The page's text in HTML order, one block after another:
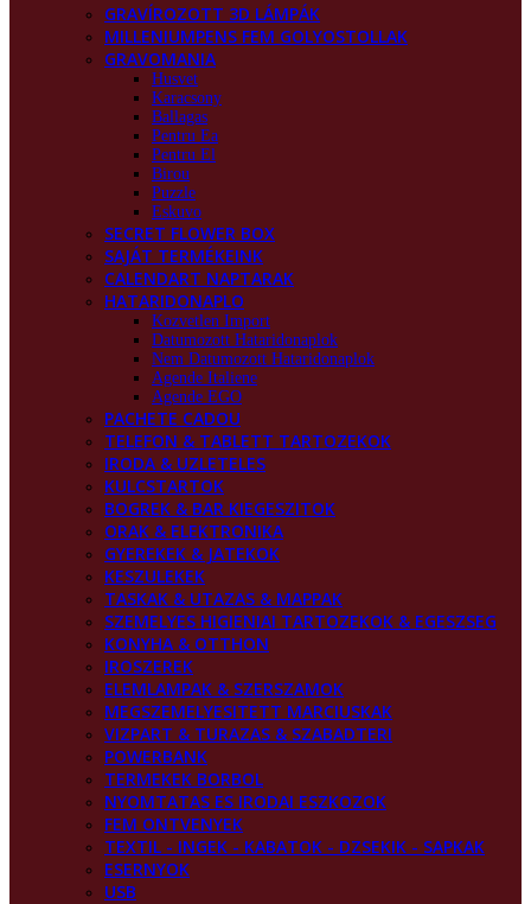
GRAVÍROZOTT 3D LÁMPÁK
MILLENIUMPENS FEM GOLYOSTOLLAK
GRAVOMANIA
Husvet
Karacsony
Ballagas
Pentru Ea
Pentru El
Birou
Puzzle
Eskuvo
SECRET FLOWER BOX
SAJÁT TERMÉKEINK
CALENDART NAPTARAK
HATARIDONAPLO
Kozvetlen Import
Datumozott Hataridonaplok
Nem Datumozott Hataridonaplok
Agende Italiene
Agende EGO
PACHETE CADOU
TELEFON & TABLETT TARTOZEKOK
IRODA & UZLETELES
KULCSTARTOK
BOGREK & BAR KIEGESZITOK
ORAK & ELEKTRONIKA
GYEREKEK & JATEKOK
KESZULEKEK
TASKAK & UTAZAS & MAPPAK
SZEMELYES HIGIENIAI TARTOZEKOK & EGESZSEG
KONYHA & OTTHON
IROSZEREK
ELEMLAMPAK & SZERSZAMOK
MEGSZEMELYESITETT MARCIUSKAK
VIZPART & TURAZAS & SZABADTERI
POWERBANK
TERMEKEK BORBOL
NYOMTATAS ES IRODAI ESZKOZOK
FEM ONTVENYEK
TEXTIL - INGEK - KABATOK - DZSEKIK - SAPKAK
ESERNYOK
USB